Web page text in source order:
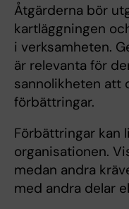
Åtgärderna bör
kartläggningen
i verksamheten.
är relevanta för
sannolikheten att
förbättringar.
Förbättringar kan
organisationen.
medan andra
med andra delar